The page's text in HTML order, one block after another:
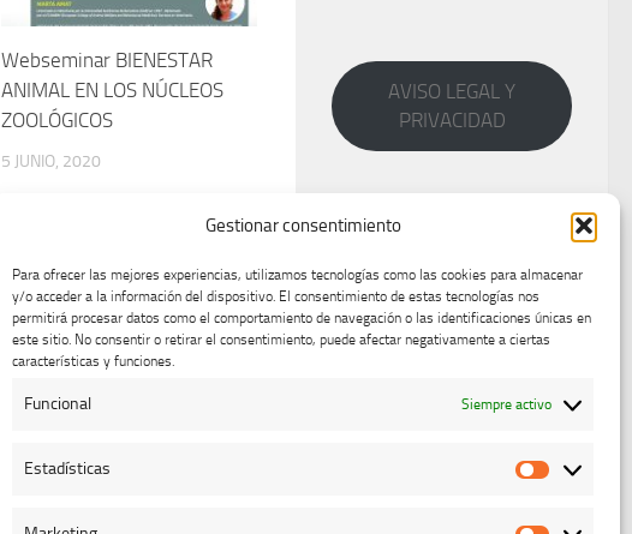
Gestionar consentimiento
Para ofrecer las mejores experiencias, utilizamos tecnologías como las cookies para almacenar
y/o acceder a la información del dispositivo. El consentimiento de estas tecnologías nos
permitirá procesar datos como el comportamiento de navegación o las identificaciones únicas en
este sitio. No consentir o retirar el consentimiento, puede afectar negativamente a ciertas
características y funciones.
Funcional Siempre activo
Estadísticas
Webseminar BIENESTAR
ANIMAL EN LOS NÚCLEOS
ZOOLÓGICOS
5 JUNIO, 2020
AVISO LEGAL Y
PRIVACIDAD